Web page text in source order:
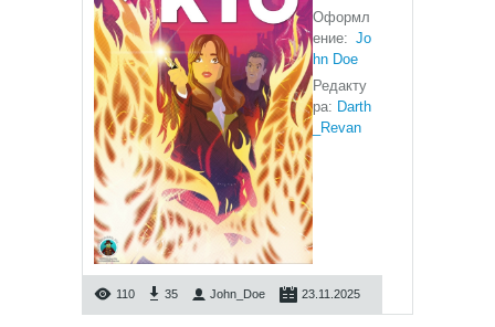
Оформл
ение: Jo
hn Doe
Редакту
ра: Darth
_Revan
110 35 John_Doe 23.11.2025